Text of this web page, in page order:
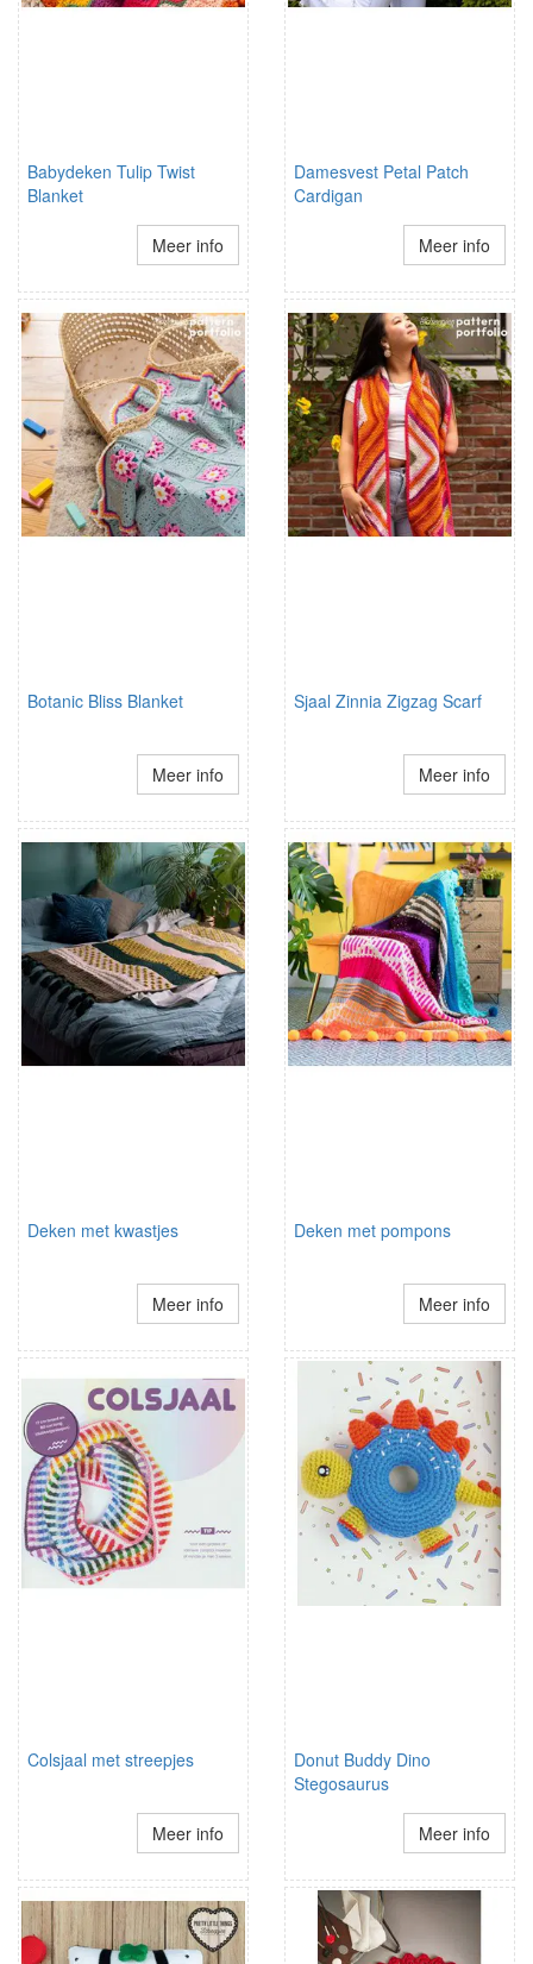
Babydeken Tulip Twist
Blanket
Meer info
Damesvest Petal Patch
Cardigan
Meer info
Botanic Bliss Blanket
Meer info
Sjaal Zinnia Zigzag Scarf
Meer info
Deken met kwastjes
Meer info
Deken met pompons
Meer info
Colsjaal met streepjes
Meer info
Donut Buddy Dino
Stegosaurus
Meer info